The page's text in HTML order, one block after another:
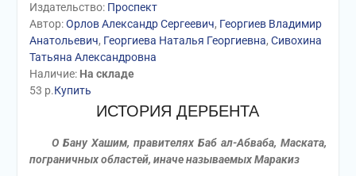
Издательство: Проспект
Автор:Орлов Александр Сергеевич, Георгиев Владимир
Анатольевич, Георгиева Наталья Георгиевна, Сивохина
Татьяна Александровна
Наличие: На складе
53 р.Купить
ИСТОРИЯ ДЕРБЕНТА
О Бану Хашим, правителях Баб ал-Абваба, Маската,
пограничных областей, иначе называемых Маракиз